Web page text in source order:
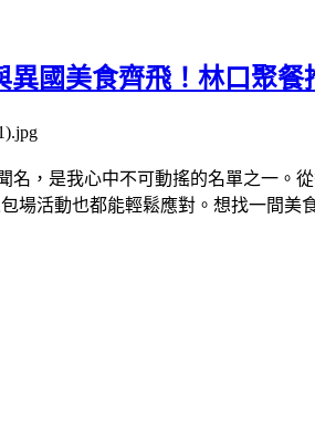
國美食齊飛！林口聚餐
，是我心中不可動搖的名單之一
場活動也都能輕鬆應對。想找一間